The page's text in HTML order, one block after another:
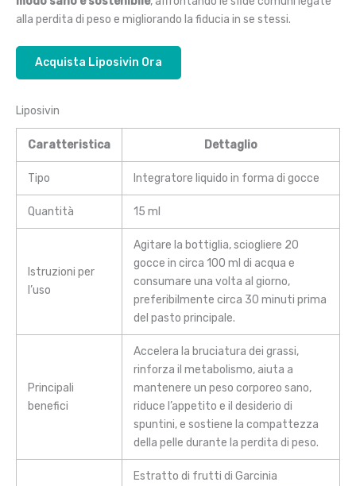
alla perdita di peso e migliorando la fiducia in se stessi.
Acquista Liposivin Ora
Liposivin
Caratteristica Dettaglio
Tipo Integratore liquido in forma di gocce
Quantità 15 ml
Istruzioni per
l’uso
Agitare la bottiglia, sciogliere 20
gocce in circa 100 ml di acqua e
consumare una volta al giorno,
preferibilmente circa 30 minuti prima
del pasto principale.
Principali
benefici
Accelera la bruciatura dei grassi,
rinforza il metabolismo, aiuta a
mantenere un peso corporeo sano,
riduce l’appetito e il desiderio di
spuntini, e sostiene la compattezza
della pelle durante la perdita di peso.
Estratto di frutti di Garcinia